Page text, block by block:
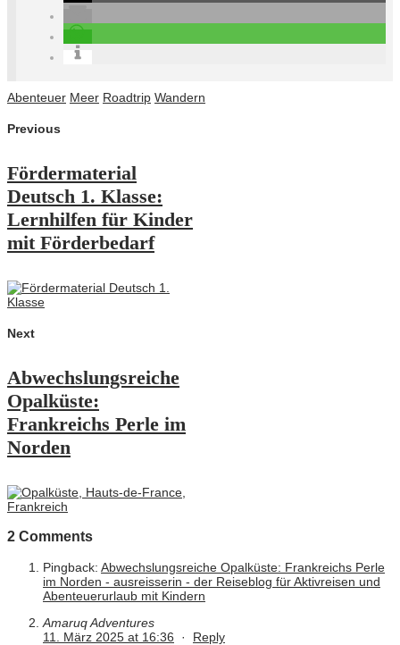
Abenteuer Meer Roadtrip Wandern
Previous
Fördermaterial
Deutsch 1. Klasse:
Lernhilfen für Kinder
mit Förderbedarf
Next
Abwechslungsreiche
Opalküste:
Frankreichs Perle im
Norden
2 Comments
Pingback: Abwechslungsreiche Opalküste: Frankreichs Perle
im Norden - ausreisserin - der Reiseblog für Aktivreisen und
Abenteuerurlaub mit Kindern
Amaruq Adventures
11. März 2025 at 16:36 · Reply